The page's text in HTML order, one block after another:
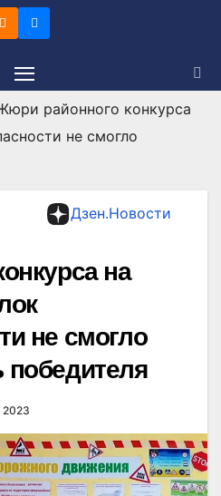
районного конкурса
не смогло
Дзен.Новости
на
не смогло
победителя